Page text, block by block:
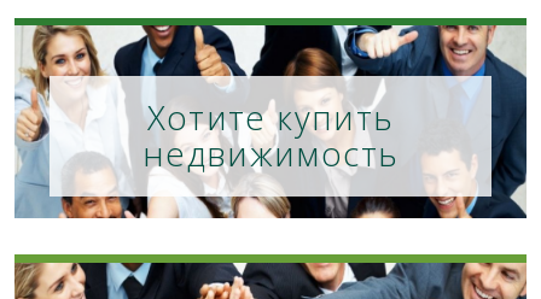
Хотите купить
недвижимость